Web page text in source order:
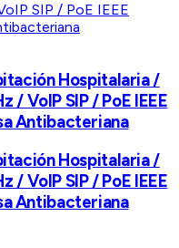
Hospitalaria /
/ VoIP SIP / PoE IEEE
Antibacteriana
Hospitalaria /
/ VoIP SIP / PoE IEEE
Antibacteriana